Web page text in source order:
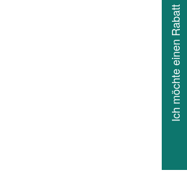
Ich möchte einen Rabatt